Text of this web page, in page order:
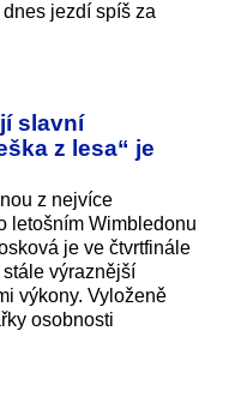
jezdí spíš za
slavní
z lesa“ je
z nejvíce
letošním Wimbledonu
je ve čtvrtfinále
výraznější
výkony. Vyloženě
osobnosti